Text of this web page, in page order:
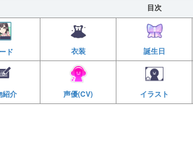
目次
ド 衣装 誕生日
紹介 声優(CV) イラスト